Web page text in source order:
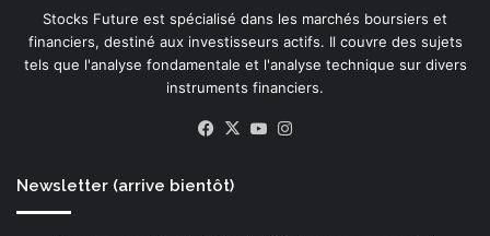
Stocks Future est spécialisé dans les marchés boursiers et
financiers, destiné aux investisseurs actifs. Il couvre des sujets
tels que l'analyse fondamentale et l'analyse technique sur divers
instruments financiers.
Facebook
X YouTube
Newsletter (arrive bientôt)